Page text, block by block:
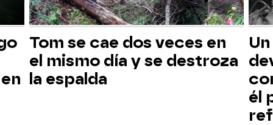
Tom se cae dos veces en
el mismo día y se destroza
la espalda
él